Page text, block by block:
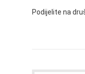
Podijelite na